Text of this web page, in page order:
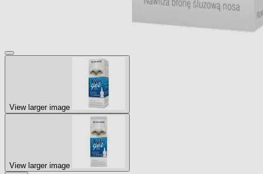
View larger image
View larger image